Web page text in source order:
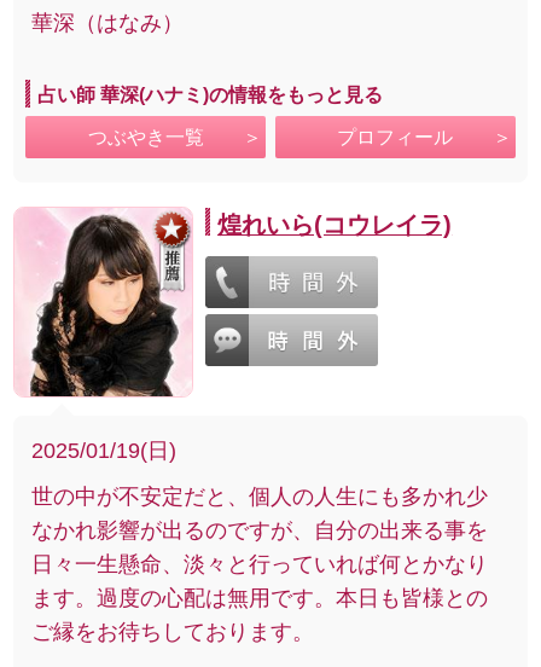
華深（はなみ）
占い師 華深(ハナミ)の情報をもっと見る
つぶやき一覧 プロフィール
煌れいら(コウレイラ)
2025/01/19(日)
世の中が不安定だと、個人の人生にも多かれ少
なかれ影響が出るのですが、自分の出来る事を
日々一生懸命、淡々と行っていれば何とかなり
ます。過度の心配は無用です。本日も皆様との
ご縁をお待ちしております。